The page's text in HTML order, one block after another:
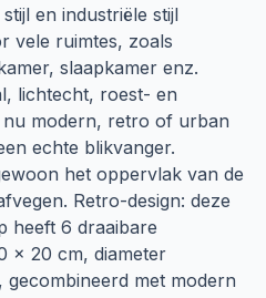
en industriële stijl
vele ruimtes, zoals
slaapkamer enz.
lichtecht, roest- en
modern, retro of urban
echte blikvanger.
het oppervlak van de
Retro-design: deze
heeft 6 draaibare
× 20 cm, diameter
gecombineerd met modern